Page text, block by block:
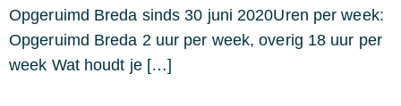
Opgeruimd Breda sinds 30 juni 2020Uren per week:
Opgeruimd Breda 2 uur per week, overig 18 uur per
week Wat houdt je […]